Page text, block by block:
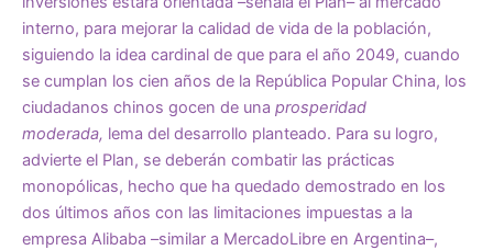
interno, para mejorar la calidad de vida de la población,
siguiendo la idea cardinal de que para el año 2049, cuando
se cumplan los cien años de la República Popular China, los
ciudadanos chinos gocen de una prosperidad
moderada, lema del desarrollo planteado. Para su logro,
advierte el Plan, se deberán combatir las prácticas
monopólicas, hecho que ha quedado demostrado en los
dos últimos años con las limitaciones impuestas a la
empresa Alibaba –similar a MercadoLibre en Argentina–,